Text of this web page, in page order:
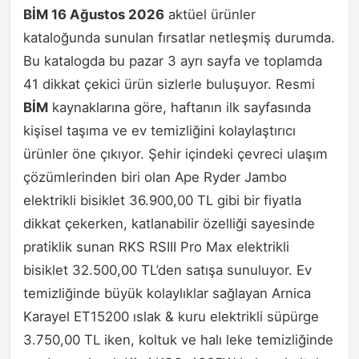
BİM 16 Ağustos 2026 aktüel ürünler
kataloğunda sunulan fırsatlar netleşmiş durumda.
Bu katalogda bu pazar 3 ayrı sayfa ve toplamda
41 dikkat çekici ürün sizlerle buluşuyor. Resmi
BİM kaynaklarına göre, haftanın ilk sayfasında
kişisel taşıma ve ev temizliğini kolaylaştırıcı
ürünler öne çıkıyor. Şehir içindeki çevreci ulaşım
çözümlerinden biri olan Ape Ryder Jambo
elektrikli bisiklet 36.900,00 TL gibi bir fiyatla
dikkat çekerken, katlanabilir özelliği sayesinde
pratiklik sunan RKS RSIII Pro Max elektrikli
bisiklet 32.500,00 TL’den satışa sunuluyor. Ev
temizliğinde büyük kolaylıklar sağlayan Arnica
Karayel ET15200 ıslak & kuru elektrikli süpürge
3.750,00 TL iken, koltuk ve halı leke temizliğinde